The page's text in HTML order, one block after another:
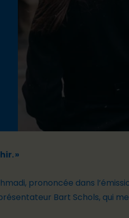
»
prononcée dans
Bart Schols, qui